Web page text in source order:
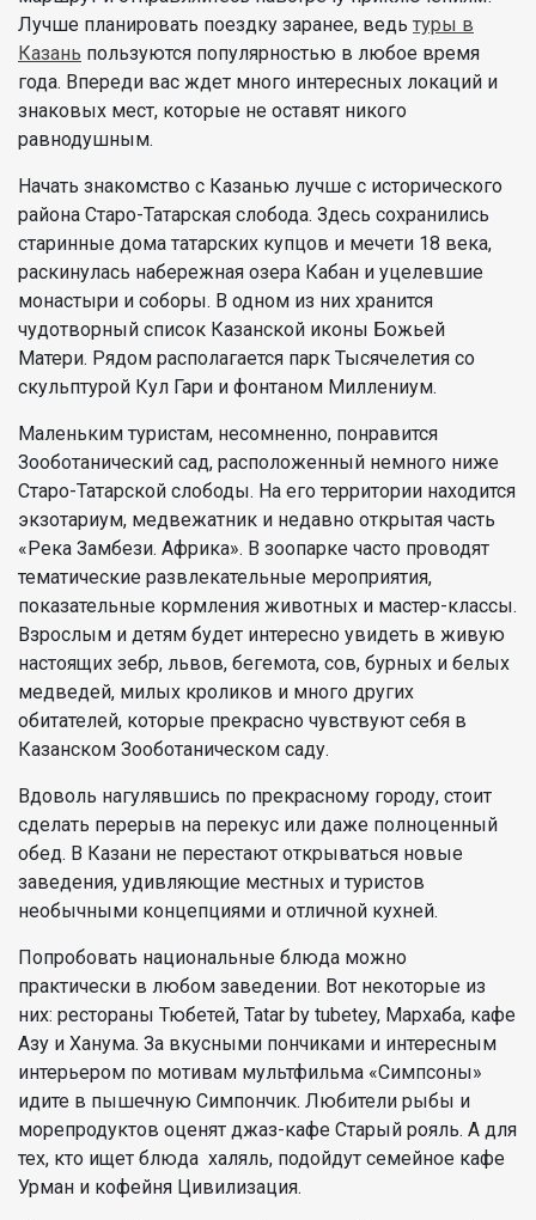
Лучше планировать поездку заранее, ведь туры в
Казань пользуются популярностью в любое время
года. Впереди вас ждет много интересных локаций и
знаковых мест, которые не оставят никого
равнодушным.
Начать знакомство с Казанью лучше с исторического
района Старо-Татарская слобода. Здесь сохранились
старинные дома татарских купцов и мечети 18 века,
раскинулась набережная озера Кабан и уцелевшие
монастыри и соборы. В одном из них хранится
чудотворный список Казанской иконы Божьей
Матери. Рядом располагается парк Тысячелетия со
скульптурой Кул Гари и фонтаном Миллениум.
Маленьким туристам, несомненно, понравится
Зооботанический сад, расположенный немного ниже
Старо-Татарской слободы. На его территории находится
экзотариум, медвежатник и недавно открытая часть
«Река Замбези. Африка». В зоопарке часто проводят
тематические развлекательные мероприятия,
показательные кормления животных и мастер-классы.
Взрослым и детям будет интересно увидеть в живую
настоящих зебр, львов, бегемота, сов, бурных и белых
медведей, милых кроликов и много других
обитателей, которые прекрасно чувствуют себя в
Казанском Зооботаническом саду.
Вдоволь нагулявшись по прекрасному городу, стоит
сделать перерыв на перекус или даже полноценный
обед. В Казани не перестают открываться новые
заведения, удивляющие местных и туристов
необычными концепциями и отличной кухней.
Попробовать национальные блюда можно
практически в любом заведении. Вот некоторые из
них: рестораны Тюбетей, Tatar by tubetey, Мархаба, кафе
Азу и Ханума. За вкусными пончиками и интересным
интерьером по мотивам мультфильма «Симпсоны»
идите в пышечную Симпончик. Любители рыбы и
морепродуктов оценят джаз-кафе Старый рояль. А для
тех, кто ищет блюда халяль, подойдут семейное кафе
Урман и кофейня Цивилизация.